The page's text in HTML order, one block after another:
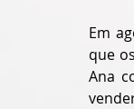
Em
que
Ana